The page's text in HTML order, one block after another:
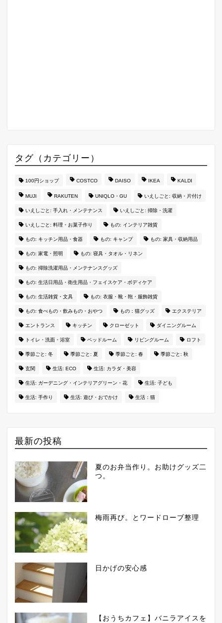
タグ（カテゴリー）
100円ショップ COSTCO DAISO IKEA KALDI
MUJI RAKUTEN UNIQLO・GU いえしごと: 収納・片付け
いえしごと: 手入れ・メンテナンス いえしごと: 掃除・洗濯
いえしごと: 料理・お菓子作り もの: インテリア雑貨
もの: キッチン用品・食器 もの: キャンプ もの: 家具・収納用品
もの: 家電・照明 もの: 寝具・タオル・リネン
もの: 掃除洗濯用品・メンテナンスグッズ
もの: 生活日用品・衛生用品・フェイスケア・ボディケア
もの: 生活雑貨・文具 もの: 衣服・靴・鞄・服飾雑貨
もの: 食べもの・飲みもの・おやつ もの：猫グッズ エクステリア
エントランス キッチン クローゼット ダイニングルーム
トイレ・洗面・浴室 ベッドルーム リビングルーム ロフト
季節ごと: 冬 季節ごと: 夏 季節ごと: 春 季節ごと: 秋
玄関 生活: ECO 生活: カラダ・美容
生活: ガーデニング・インテリアグリーン・花 生活: 子ども
生活: 手作り 生活: 遊び・おでかけ 生活：猫
最新の投稿
夏のお弁当作り。お助けグッズ二
つ。
梅雨再び。とワードローブ整理
日かげの安心感
【おうちカフェ】バニラアイスを